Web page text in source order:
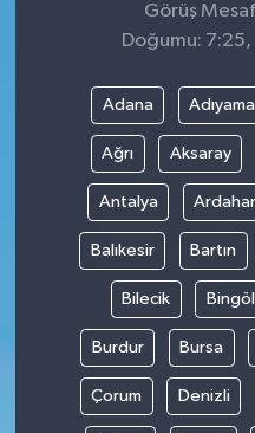
Görüş
Doğumu: 7:25,
Adana
Ağrı Aksaray
Antalya
Balıkesir Bartın
Bilecik Bingöl
Burdur Bursa
Çorum Denizli